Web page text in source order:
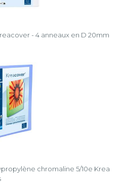
- 4 anneaux en D 20mm
chromaline 5/10e Krea